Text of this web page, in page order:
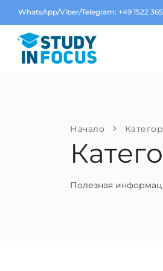
WhatsApp/Viber/Telegram: +49 1522
Начало
Полезная